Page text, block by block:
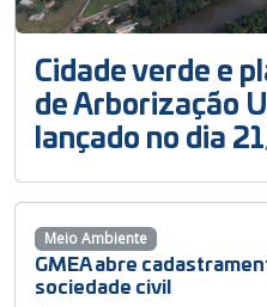
Cidade verde e
de Arborização
lançado no dia
GMEA abre
sociedade civil
Meio Ambiente